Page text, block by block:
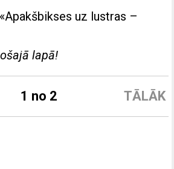
uz lustras –
lapā!
TĀLĀK
1 no 2